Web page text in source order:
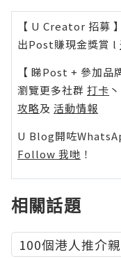
【 U Creator 招募 】
出Post賺現金獎賞 l
【 睇Post + 參加品
瀏覽更多社群 打卡 丶
攻略及 活動情報
U Blog開咗
Follow 我哋 ！
相關話題
100個港人推介